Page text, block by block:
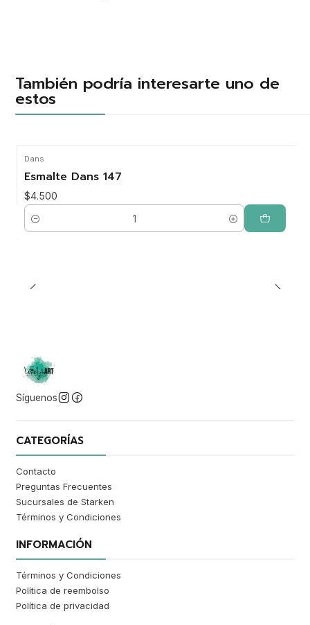
También podría interesarte uno de
estos
Dans
Esmalte Dans 147
$4.500
Cantidad
Síguenos
CATEGORÍAS
Contacto
Preguntas Frecuentes
Sucursales de Starken
Términos y Condiciones
INFORMACIÓN
Términos y Condiciones
Política de reembolso
Política de privacidad